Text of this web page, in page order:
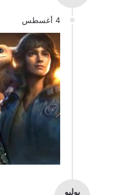
4 أغسطس
يوليو